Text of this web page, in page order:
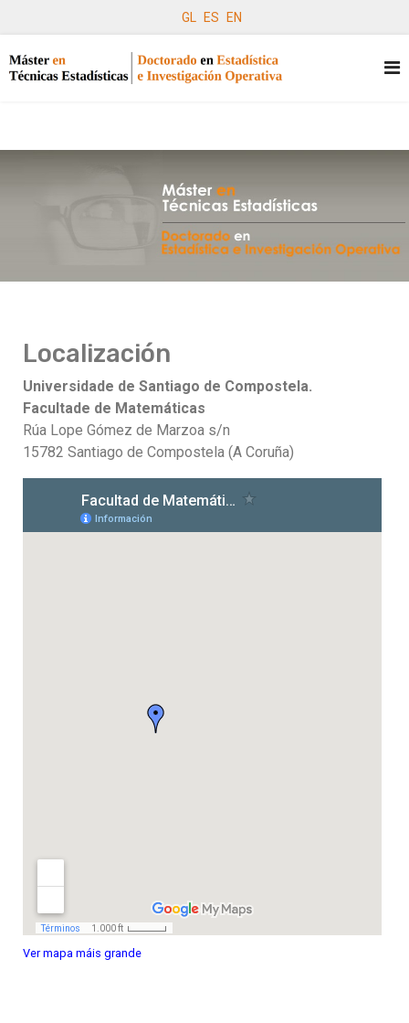
GL ES EN
Localización
Universidade de Santiago de Compostela.
Facultade de Matemáticas
Rúa Lope Gómez de Marzoa s/n
15782 Santiago de Compostela (A Coruña)
Ver mapa máis grande